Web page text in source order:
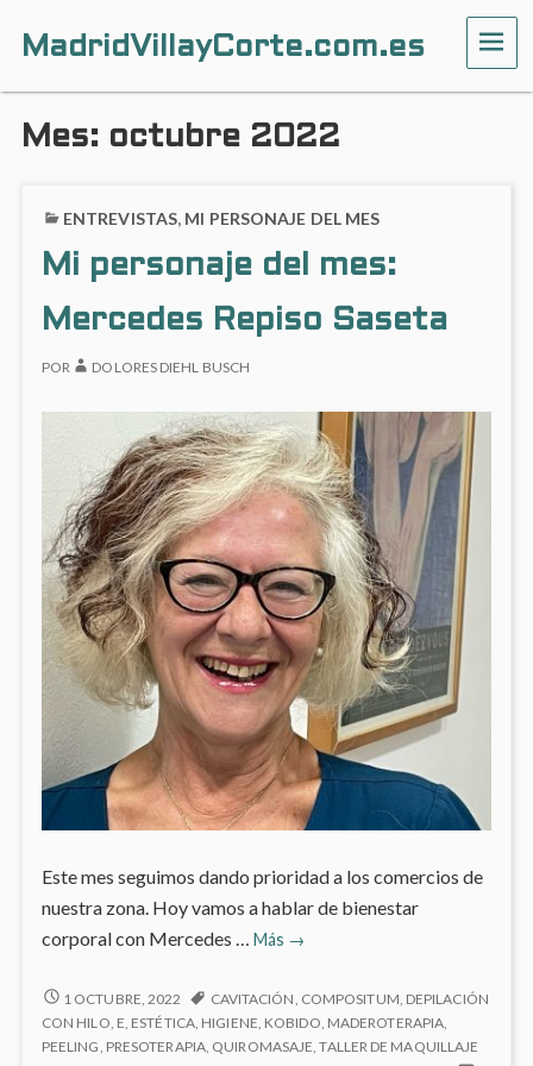
MadridVillayCorte.com.es
Mes: octubre 2022
ENTREVISTAS, MI PERSONAJE DEL MES
Mi personaje del mes:
Mercedes Repiso Saseta
POR DOLORES DIEHL BUSCH
Este mes seguimos dando prioridad a los comercios de
nuestra zona. Hoy vamos a hablar de bienestar
corporal con Mercedes … Más
Mi
del
mes:
Mercedes
→
MI
PERSONAJE
DEL
1 OCTUBRE, 2022 CAVITACIÓN, COMPOSITUM, DEPILACIÓN
CON HILO, E, ESTÉTICA, HIGIENE, KOBIDO, MADEROTERAPIA,
PEELING, PRESOTERAPIA, QUIROMASAJE,TALLER DE MAQUILLAJE